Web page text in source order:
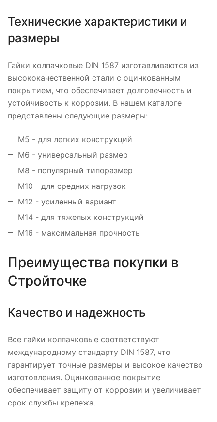
Технические характеристики и
размеры
Гайки колпачковые DIN 1587 изготавливаются из
высококачественной стали с оцинкованным
покрытием, что обеспечивает долговечность и
устойчивость к коррозии. В нашем каталоге
представлены следующие размеры:
М5 - для легких конструкций
М6 - универсальный размер
М8 - популярный типоразмер
М10 - для средних нагрузок
М12 - усиленный вариант
М14 - для тяжелых конструкций
М16 - максимальная прочность
Преимущества покупки в
Стройточке
Качество и надежность
Все гайки колпачковые соответствуют
международному стандарту DIN 1587, что
гарантирует точные размеры и высокое качество
изготовления. Оцинкованное покрытие
обеспечивает защиту от коррозии и увеличивает
срок службы крепежа.